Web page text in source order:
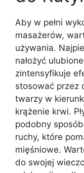
Aby w pełni
masażerów,
używania.
nałożyć
zintensyfikuje
stosować przez
twarzy w
krążenie krwi.
podobny
ruchy, które
mięśniowe.
do swojej